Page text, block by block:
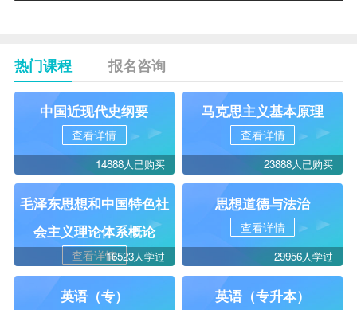
热门课程 报名咨询
中国近现代史纲要
查看详情
14888人已购买
马克思主义基本原理
查看详情
23888人已购买
毛泽东思想和中国特色社
会主义理论体系概论
查看详情16523人学过
思想道德与法治
查看详情
29956人学过
英语（专） 英语（专升本）